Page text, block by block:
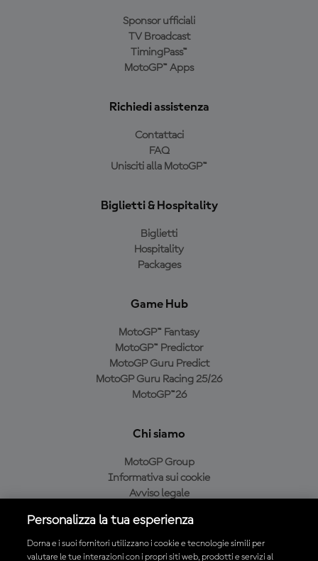
Sponsor ufficiali
TV Broadcast
TimingPass™
MotoGP™ Apps
Richiedi assistenza
Contattaci
FAQ
Unisciti alla MotoGP™
Biglietti & Hospitality
Biglietti
Hospitality
Packages
Game Hub
MotoGP™ Fantasy
MotoGP™ Predictor
MotoGP Guru Predict
MotoGP Guru Racing 25/26
MotoGP™26
Chi siamo
MotoGP Group
Informativa sui cookie
Avviso legale
Condizioni di acquisto
Personalizza la tua esperienza
Dorna e i suoi fornitori utilizzano i cookie e tecnologie simili per
valutare le tue interazioni con i propri siti web, prodotti e servizi al